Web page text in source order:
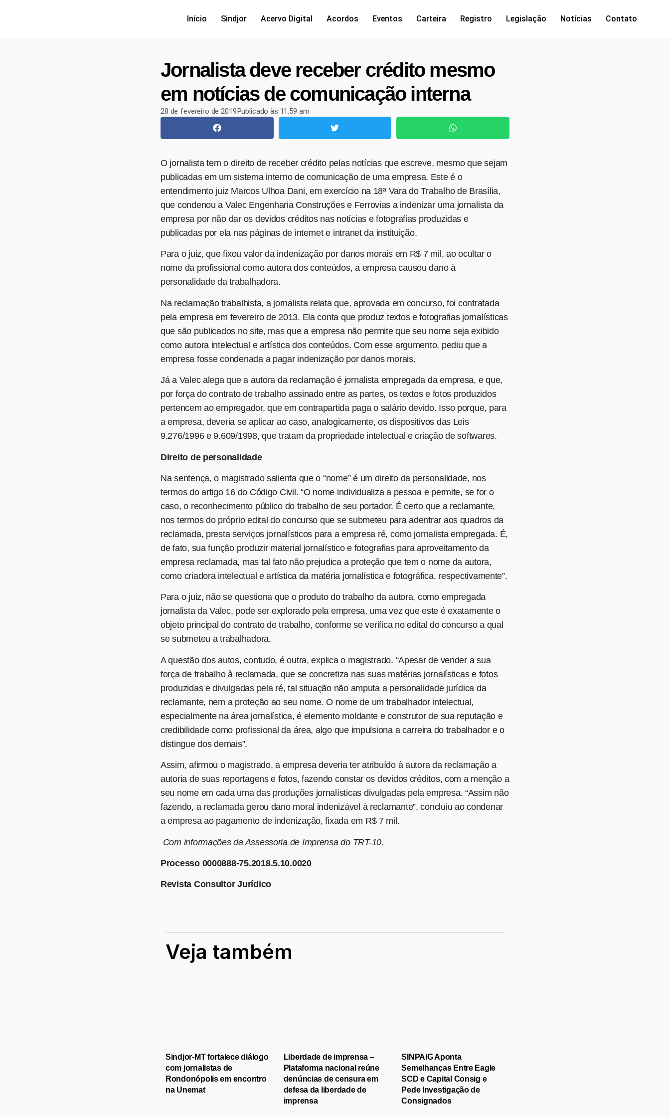
Início Sindjor Acervo Digital Acordos Eventos Carteira Registro Legislação Notícias Contato
Jornalista deve receber crédito mesmo
em notícias de comunicação interna
28 de fevereiro de 2019Publicado às 11:59 am
O jornalista tem o direito de receber crédito pelas notícias que escreve, mesmo que sejam
publicadas em um sistema interno de comunicação de uma empresa. Este é o
entendimento juiz Marcos Ulhoa Dani, em exercício na 18ª Vara do Trabalho de Brasília,
que condenou a Valec Engenharia Construções e Ferrovias a indenizar uma jornalista da
empresa por não dar os devidos créditos nas notícias e fotografias produzidas e
publicadas por ela nas páginas de internet e intranet da instituição.
Para o juiz, que fixou valor da indenização por danos morais em R$ 7 mil, ao ocultar o
nome da profissional como autora dos conteúdos, a empresa causou dano à
personalidade da trabalhadora.
Na reclamação trabalhista, a jornalista relata que, aprovada em concurso, foi contratada
pela empresa em fevereiro de 2013. Ela conta que produz textos e fotografias jornalísticas
que são publicados no site, mas que a empresa não permite que seu nome seja exibido
como autora intelectual e artística dos conteúdos. Com esse argumento, pediu que a
empresa fosse condenada a pagar indenização por danos morais.
Já a Valec alega que a autora da reclamação é jornalista empregada da empresa, e que,
por força do contrato de trabalho assinado entre as partes, os textos e fotos produzidos
pertencem ao empregador, que em contrapartida paga o salário devido. Isso porque, para
a empresa, deveria se aplicar ao caso, analogicamente, os dispositivos das Leis
9.276/1996 e 9.609/1998, que tratam da propriedade intelectual e criação de softwares.
Direito de personalidade
Na sentença, o magistrado salienta que o “nome” é um direito da personalidade, nos
termos do artigo 16 do Código Civil. “O nome individualiza a pessoa e permite, se for o
caso, o reconhecimento público do trabalho de seu portador. É certo que a reclamante,
nos termos do próprio edital do concurso que se submeteu para adentrar aos quadros da
reclamada, presta serviços jornalísticos para a empresa ré, como jornalista empregada. É,
de fato, sua função produzir material jornalístico e fotografias para aproveitamento da
empresa reclamada, mas tal fato não prejudica a proteção que tem o nome da autora,
como criadora intelectual e artística da matéria jornalística e fotográfica, respectivamente”.
Para o juiz, não se questiona que o produto do trabalho da autora, como empregada
jornalista da Valec, pode ser explorado pela empresa, uma vez que este é exatamente o
objeto principal do contrato de trabalho, conforme se verifica no edital do concurso a qual
se submeteu a trabalhadora.
A questão dos autos, contudo, é outra, explica o magistrado. “Apesar de vender a sua
força de trabalho à reclamada, que se concretiza nas suas matérias jornalísticas e fotos
produzidas e divulgadas pela ré, tal situação não amputa a personalidade jurídica da
reclamante, nem a proteção ao seu nome. O nome de um trabalhador intelectual,
especialmente na área jornalística, é elemento moldante e construtor de sua reputação e
credibilidade como profissional da área, algo que impulsiona a carreira do trabalhador e o
distingue dos demais”.
Assim, afirmou o magistrado, a empresa deveria ter atribuído à autora da reclamação a
autoria de suas reportagens e fotos, fazendo constar os devidos créditos, com a menção a
seu nome em cada uma das produções jornalísticas divulgadas pela empresa. “Assim não
fazendo, a reclamada gerou dano moral indenizável à reclamante”, concluiu ao condenar
a empresa ao pagamento de indenização, fixada em R$ 7 mil.
Com informações da Assessoria de Imprensa do TRT-10.
Processo 0000888-75.2018.5.10.0020
Revista Consultor Jurídico
Veja também
Sindjor-MT fortalece diálogo
com jornalistas de
Rondonópolis em encontro
na Unemat
Liberdade de imprensa –
Plataforma nacional reúne
denúncias de censura em
defesa da liberdade de
imprensa
SINPAIG Aponta
Semelhanças Entre Eagle
SCD e Capital Consig e
Pede Investigação de
Consignados